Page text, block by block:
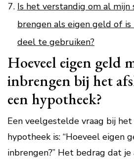
Is het verstandig om al mijn
brengen als eigen geld of
deel te gebruiken?
Hoeveel eigen geld
inbrengen bij het
een hypotheek?
Een veelgestelde vraag bij
hypotheek is: “Hoeveel eigen
inbrengen?” Het bedrag dat